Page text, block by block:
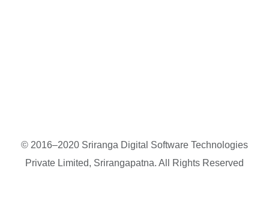
© 2016–2020 Sriranga Digital Software Technologies
Private Limited, Srirangapatna. All Rights Reserved